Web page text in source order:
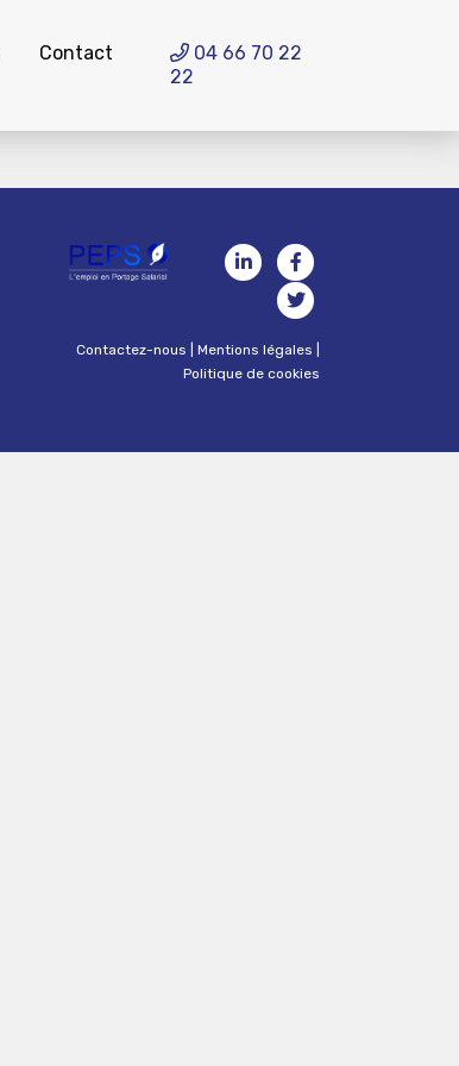
Contact
04 66 70 22
22
Contactez-nous Mentions légales
Politique de cookies